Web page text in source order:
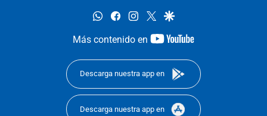
whatsappfacebookinstagram
twittergoogle
Más contenido en
youtube-
Descarga nuestra app en
Descarga nuestra app en